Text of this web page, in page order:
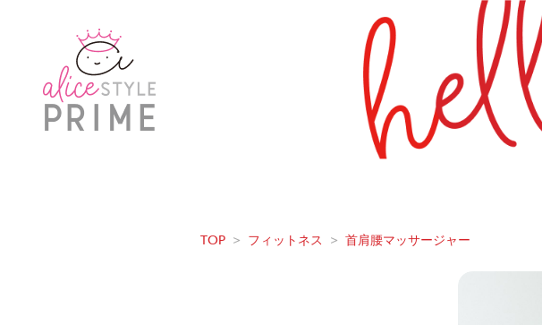
TOP > フィットネス > 首肩腰マッサージャー